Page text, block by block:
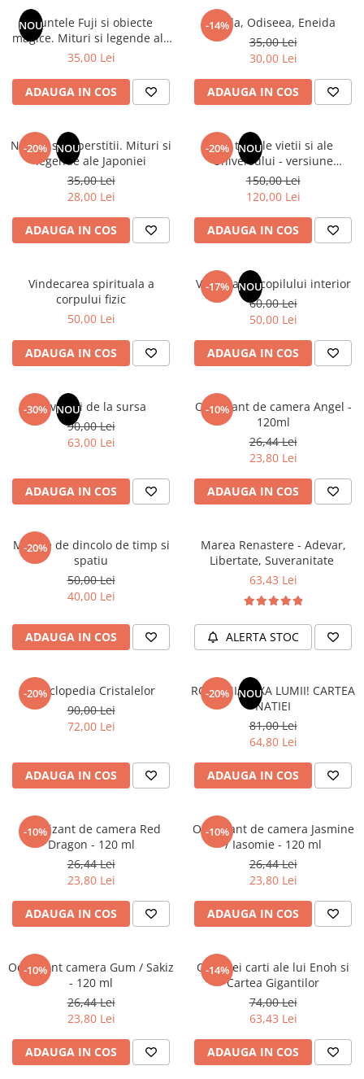
Audiobook
ReConnect
Crestinism
ScienceConnection
SelfConnect
SelfHealing
Vindecare Spirituala
Senzatii/Thriller
SF & Fantasy
Teatru
Teens Book Club
Instrumente si Truse Geometrie
Seturi scolare
Calculator
Consumabile & Accesorii
COLOREAZA CU PRIETENII
De colorat
Pot desena minunat
Carti educative
Copii 0-7 ani
Clubul Premiantilor
Super pitici 2-5 ani
Dezvoltare personala
Enciclopedii
Kids Book Club
Literatura Scolara
Lecturi Scolare
Lumea Copilariei
Ma pregatesc pentru scoala
Manuale - Carte Scolara
Clasa a II-a
Clasa a IV-a
Clasa a V-a
Clasa a VI-a
Clasa a VIII-a
Clasa I
Limbi Straine
Povesti
Povesti - Basme - Legende
Realitatea Augmentata
Religie pentru copii
ScienceConnection
Puzzle-uri
Puzzle
Puzzle 3D Lemn
NOUMuntele Fuji si obiecte
magice. Mituri si legende ale
Japoniei
35,00 Lei
ADAUGA IN COS
-14%
Iliada, Odiseea, Eneida
35,00 Lei
30,00 Lei
ADAUGA IN COS
-20% NOU
Natura si superstitii. Mituri si
legende ale Japoniei
35,00 Lei
28,00 Lei
ADAUGA IN COS
-20% NOU
Din tainele vietii si ale
Universului - versiune
originala din 1939. Volumele I-
III. Cutie de colectie -Scarlat
Demetrescu
150,00 Lei
120,00 Lei
ADAUGA IN COS
Vindecarea spirituala a
corpului fizic
50,00 Lei
ADAUGA IN COS
-17% NOU
Vindecarea copilului interior
60,00 Lei
50,00 Lei
ADAUGA IN COS
-30% NOU
Revelatii de la sursa
90,00 Lei
63,00 Lei
ADAUGA IN COS
-10%
Odorizant de camera Angel -
120ml
26,44 Lei
23,80 Lei
ADAUGA IN COS
-20%
Mesaje de dincolo de timp si
spatiu
50,00 Lei
40,00 Lei
ADAUGA IN COS
Marea Renastere - Adevar,
Libertate, Suveranitate
63,43 Lei
ALERTA STOC
-20%
Enciclopedia Cristalelor
90,00 Lei
72,00 Lei
ADAUGA IN COS
-20% NOU
ROMANIA, AXA LUMII! CARTEA
NATIEI
81,00 Lei
64,80 Lei
ADAUGA IN COS
-10%
Odorizant de camera Red
Dragon - 120 ml
26,44 Lei
23,80 Lei
ADAUGA IN COS
-10%
Odorizant de camera Jasmine
/ Iasomie - 120 ml
26,44 Lei
23,80 Lei
ADAUGA IN COS
-10%
Odorizant camera Gum / Sakiz
- 120 ml
26,44 Lei
23,80 Lei
ADAUGA IN COS
-14%
Cele trei carti ale lui Enoh si
Cartea Gigantilor
74,00 Lei
63,43 Lei
ADAUGA IN COS